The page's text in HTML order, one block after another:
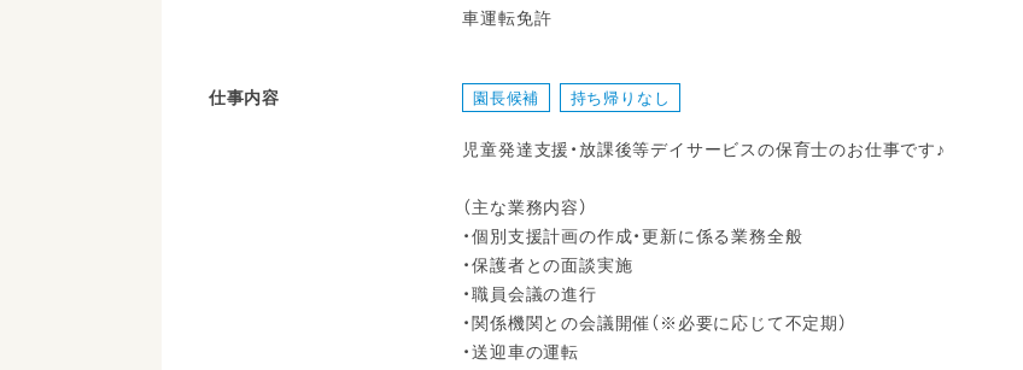
車運転免許
仕事内容 園長候補 持ち帰りなし
児童発達支援・放課後等デイサービスの保育士のお仕事です♪
（主な業務内容）
・個別支援計画の作成・更新に係る業務全般
・保護者との面談実施
・職員会議の進行
・関係機関との会議開催（※必要に応じて不定期）
・送迎車の運転